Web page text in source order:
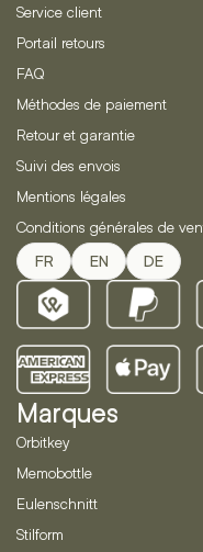
page
du
Service client
Portail retours
FAQ
Méthodes de paiement
Retour et garantie
Suivi des envois
Mentions légales
Conditions générales de
FR EN DE
Marques
Orbitkey
Memobottle
Eulenschnitt
Stilform